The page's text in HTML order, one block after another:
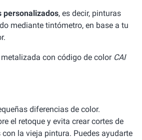
personalizados, es decir, pinturas
mediante tintómetro, en base a tu
con código de color CAI
diferencias de color.
el retoque y evita crear cortes de
la vieja pintura. Puedes ayudarte